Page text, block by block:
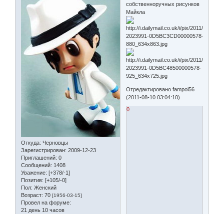
Откуда: Черновцы
Зарегистрирован: 2009-12-23
Приглашений: 0
Сообщений: 1408
Уважение: [+378/-1]
Позитив: [+105/-0]
Пол: Женский
Возраст: 70 [1956-03-15]
Провел на форуме:
21 день 10 часов
собственноручных рисунков
Майкла
Отредактировано fampol56
(2011-08-10 03:04:10)
0